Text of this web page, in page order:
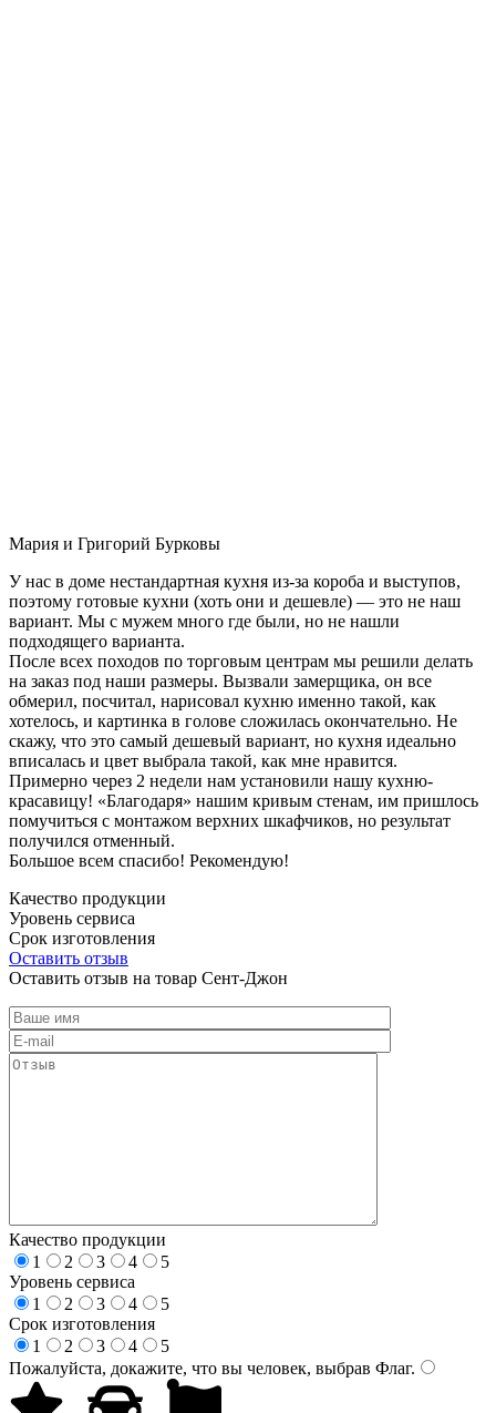
Мария и Григорий Бурковы
У нас в доме нестандартная кухня из-за короба и выступов,
поэтому готовые кухни (хоть они и дешевле) — это не наш
вариант. Мы с мужем много где были, но не нашли
подходящего варианта.
После всех походов по торговым центрам мы решили делать
на заказ под наши размеры. Вызвали замерщика, он все
обмерил, посчитал, нарисовал кухню именно такой, как
хотелось, и картинка в голове сложилась окончательно. Не
скажу, что это самый дешевый вариант, но кухня идеально
вписалась и цвет выбрала такой, как мне нравится.
Примерно через 2 недели нам установили нашу кухню-
красавицу! «Благодаря» нашим кривым стенам, им пришлось
помучиться с монтажом верхних шкафчиков, но результат
получился отменный.
Большое всем спасибо! Рекомендую!
Качество продукции
Уровень сервиса
Срок изготовления
Оставить отзыв
Оставить отзыв на товар Сент-Джон
Качество продукции
1
2 3 4
5
Уровень сервиса
1
2 3 4
5
Срок изготовления
1
2 3 4
5
Пожалуйста, докажите, что вы человек, выбрав Флаг.